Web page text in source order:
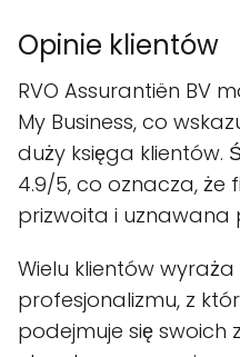
Opinie klientów
RVO Assurantiën BV
My Business, co
duży księga klientów.
4.9/5, co oznacza, że
prizwoita i uznawana
Wielu klientów
profesjonalizmu, z
podejmuje się swoich